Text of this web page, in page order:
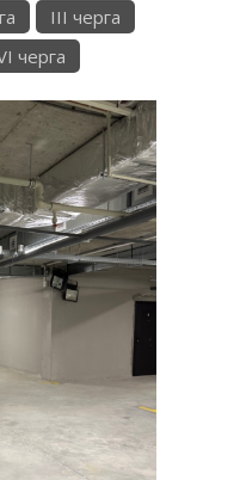
III черга
черга